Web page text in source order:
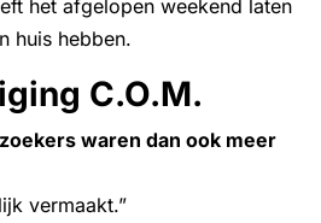
het afgelopen weekend laten
huis hebben.
C.O.M.
waren dan ook meer
vermaakt.”